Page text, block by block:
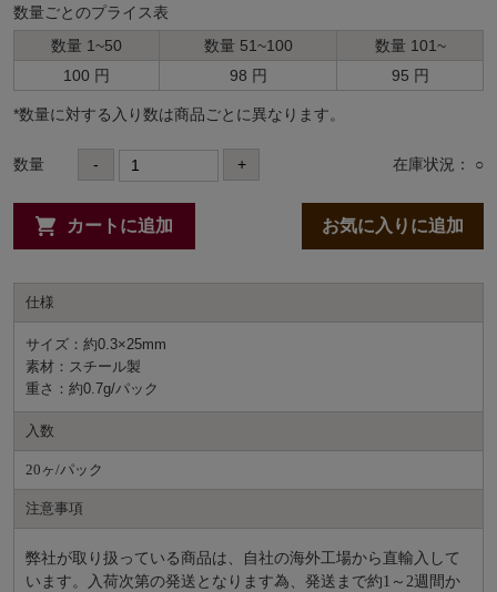
数量ごとのプライス表
数量 1~50
数量 51~100
数量 101~
100 円
98 円 95 円
*数量に対する⼊り数は商品ごとに異なります。
数量 - + 在庫状況： ○
カートに追加 お気に入りに追加
仕様
サイズ：約0.3×25mm
素材：スチール製
重さ：約0.7g/パック
入数
20ヶ/パック
注意事項
弊社が取り扱っている商品は、自社の海外工場から直輸入して
います。入荷次第の発送となります為、発送まで約1～2週間か